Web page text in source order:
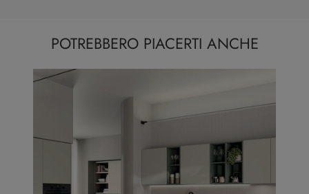
POTREBBERO PIACERTI ANCHE